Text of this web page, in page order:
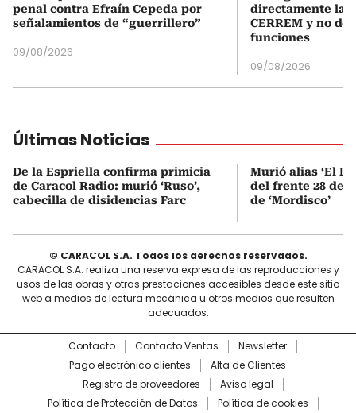
penal contra Efraín Cepeda por
señalamientos de “guerrillero”
09/08/2026
directamente la
CERREM y no
funciones
09/08/2026
Últimas Noticias
De la Espriella confirma primicia
de Caracol Radio: murió ‘Ruso’,
cabecilla de disidencias Farc
Murió alias ‘El
del frente 28 de
de ‘Mordisco’
© CARACOL S.A. Todos los derechos reservados.
CARACOL S.A. realiza una reserva expresa de las reproducciones y
usos de las obras y otras prestaciones accesibles desde este sitio
web a medios de lectura mecánica u otros medios que resulten
adecuados.
Contacto Contacto Ventas
Newsletter
Pago electrónico clientes
Alta de Clientes
Registro de proveedores
Aviso legal
Política de Protección de Datos
Política de cookies